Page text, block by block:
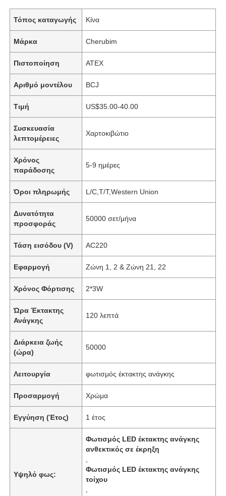
Τόπος καταγωγής Κίνα
Μάρκα Cherubim
Πιστοποίηση ATEX
Αριθμό μοντέλου BCJ
Τιμή US$35.00-40.00
Συσκευασία
λεπτομέρειες
Χαρτοκιβώτιο
Χρόνος
παράδοσης
5-9 ημέρες
Όροι πληρωμής L/C,T/T,Western Union
Δυνατότητα
προσφοράς
50000 σετ/μήνα
Τάση εισόδου (V) AC220
Εφαρμογή Ζώνη 1, 2 & Ζώνη 21, 22
Χρόνος Φόρτισης 2*3W
Ώρα Έκτακτης
Ανάγκης
120 λεπτά
Διάρκεια ζωής
(ώρα)
50000
Λειτουργία φωτισμός έκτακτης ανάγκης
Προσαρμογή Χρώμα
Εγγύηση (Έτος) 1 έτος
Υψηλό φως:
Φωτισμός LED έκτακτης ανάγκης
ανθεκτικός σε έκρηξη
Φωτισμός LED έκτακτης ανάγκης
τοίχου